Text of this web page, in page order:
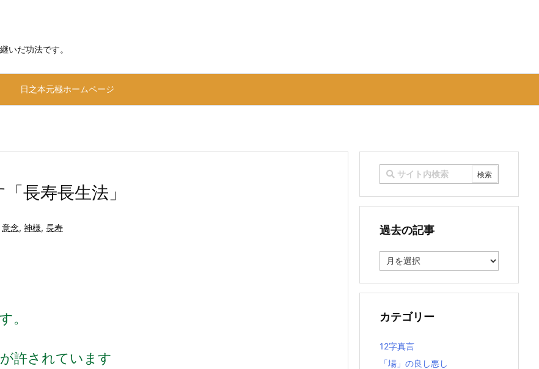
いだ功法です。
日之本元極ホームページ
長寿長生法」
意念, 神様, 長寿
。
許されています
過去の記事
去
記
カテゴリー
12字真言
「場」の良し悪し